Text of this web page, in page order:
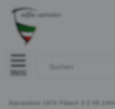
Menü
Startseite » » Filter »